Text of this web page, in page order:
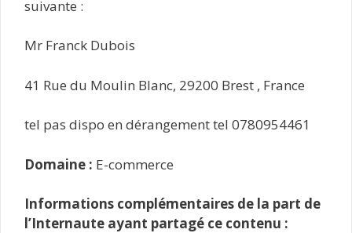
suivante :
Mr Franck Dubois
41 Rue du Moulin Blanc, 29200 Brest , France
tel pas dispo en dérangement tel 0780954461
Domaine : E-commerce
Informations complémentaires de la part de
l’Internaute ayant partagé ce contenu :